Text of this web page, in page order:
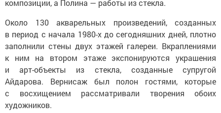
композиции, а Полина — работы из стекла.
Около 130 акварельных произведений, созданных
в период с начала 1980-х до сегодняшних дней, плотно
заполнили стены двух этажей галереи. Вкраплениями
к ним на втором этаже экспонируются украшения
и арт-объекты из стекла, созданные супругой
Айдарова. Вернисаж был полон гостями, которые
с восхищением рассматривали творения обоих
художников.